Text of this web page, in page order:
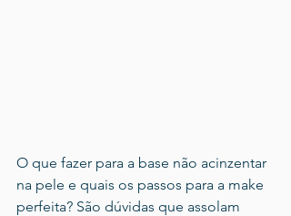
O que fazer para a base não acinzentar
na pele e quais os passos para a make
perfeita? São dúvidas que assolam